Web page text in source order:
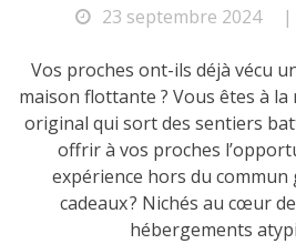
23 septembre 2024 |
Vos proches ont-ils déjà vécu
maison flottante ? Vous êtes à la
original qui sort des sentiers
offrir à vos proches
expérience hors du commun
cadeaux ? Nichés au cœur
hébergements